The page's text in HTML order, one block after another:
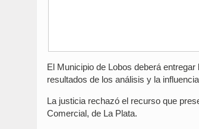
El Municipio de Lobos deberá
resultados de los análisis y la
La justicia rechazó el recurso que
Comercial, de La Plata.